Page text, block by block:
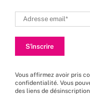
Vous affirmez avoir pris
confidentialité. Vous
des liens de